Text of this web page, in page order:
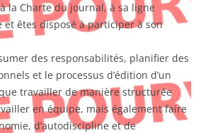
la Charte du journal, à sa ligne
et êtes disposé à participer à son
des responsabilités, planifier des
et le processus d’édition d’un
travailler de manière structurée
en équipe, mais également faire
d’autodiscipline et de